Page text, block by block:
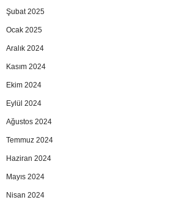
Şubat 2025
Ocak 2025
Aralık 2024
Kasım 2024
Ekim 2024
Eylül 2024
Ağustos 2024
Temmuz 2024
Haziran 2024
Mayıs 2024
Nisan 2024